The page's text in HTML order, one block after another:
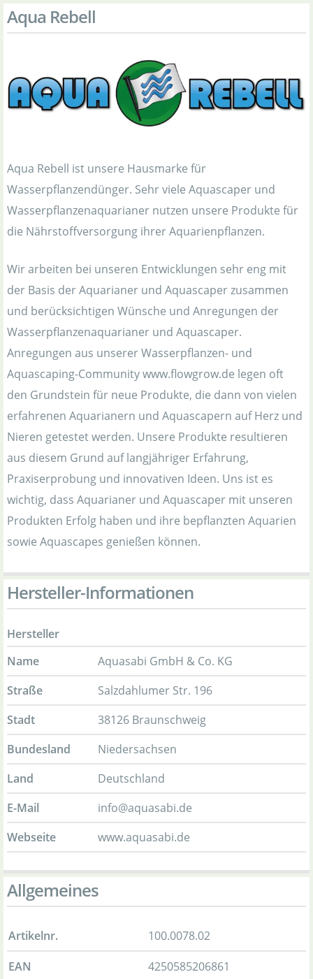
Aqua Rebell
Aqua Rebell ist unsere Hausmarke für
Wasserpflanzendünger. Sehr viele Aquascaper und
Wasserpflanzenaquarianer nutzen unsere Produkte für
die Nährstoffversorgung ihrer Aquarienpflanzen.
Wir arbeiten bei unseren Entwicklungen sehr eng mit
der Basis der Aquarianer und Aquascaper zusammen
und berücksichtigen Wünsche und Anregungen der
Wasserpflanzenaquarianer und Aquascaper.
Anregungen aus unserer Wasserpflanzen- und
Aquascaping-Community www.flowgrow.de legen oft
den Grundstein für neue Produkte, die dann von vielen
erfahrenen Aquarianern und Aquascapern auf Herz und
Nieren getestet werden. Unsere Produkte resultieren
aus diesem Grund auf langjähriger Erfahrung,
Praxiserprobung und innovativen Ideen. Uns ist es
wichtig, dass Aquarianer und Aquascaper mit unseren
Produkten Erfolg haben und ihre bepflanzten Aquarien
sowie Aquascapes genießen können.
Hersteller-Informationen
Hersteller
Name
Aquasabi GmbH & Co. KG
Straße
Salzdahlumer Str. 196
Stadt
38126 Braunschweig
Bundesland
Niedersachsen
Land
Deutschland
E-Mail
info@aquasabi.de
Webseite
www.aquasabi.de
Allgemeines
Artikelnr.
100.0078.02
EAN
4250585206861